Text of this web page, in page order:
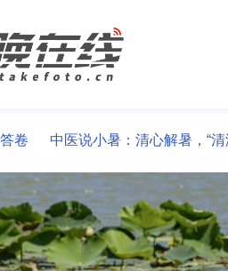
中医说小暑：清心解暑，“清淡”过夏